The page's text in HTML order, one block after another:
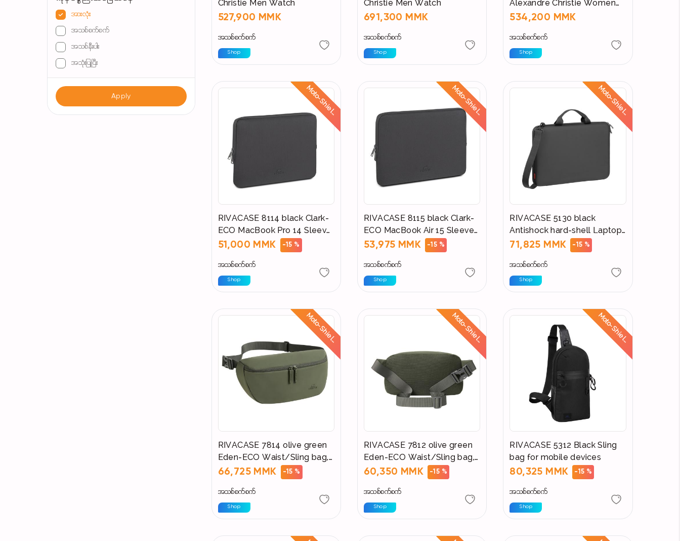
အားလုံး
အသစ်စက်စက်
အသစ်နီးပါး
အသုံးပြုပြီး
Apply
Christie Men Watch
527,900 MMK
အသစ်စက်စက်
Shop
Christie Men Watch
691,300 MMK
အသစ်စက်စက်
Shop
Alexandre Christie Women
Watch
534,200 MMK
အသစ်စက်စက်
Shop
M
o
t
o
-
S
h
i
e
l
d
:
R
i
d
e
S
a
f
e
,
S
t
a
y
D
r
y
RIVACASE 8114 black Clark-
ECO MacBook Pro 14 Sleeve
(Waterproof zip)
51,000 MMK -15 %
အသစ်စက်စက်
Shop
M
o
t
o
-
S
h
i
e
l
d
:
R
i
d
e
S
a
f
e
,
S
t
a
y
D
r
y
RIVACASE 8115 black Clark-
ECO MacBook Air 15 Sleeve
(Waterproof zip)
53,975 MMK -15 %
အသစ်စက်စက်
Shop
M
o
t
o
-
S
h
i
e
l
d
:
R
i
d
e
S
a
f
e
,
S
t
a
y
D
r
y
RIVACASE 5130 black
Antishock hard-shell Laptop
Case
71,825 MMK -15 %
အသစ်စက်စက်
Shop
M
o
t
o
-
S
h
i
e
l
d
:
R
i
d
e
S
a
f
e
,
S
t
a
y
D
r
y
RIVACASE 7814 olive green
Eden-ECO Waist/Sling bag,
size L
66,725 MMK -15 %
အသစ်စက်စက်
Shop
M
o
t
o
-
S
h
i
e
l
d
:
R
i
d
e
S
a
f
e
,
S
t
a
y
D
r
y
RIVACASE 7812 olive green
Eden-ECO Waist/Sling bag,
size M
60,350 MMK -15 %
အသစ်စက်စက်
Shop
M
o
t
o
-
S
h
i
e
l
d
:
R
i
d
e
S
a
f
e
,
S
t
a
y
D
r
y
RIVACASE 5312 Black Sling
bag for mobile devices
80,325 MMK
-15 %
အသစ်စက်စက်
Shop